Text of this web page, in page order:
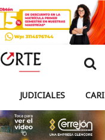
JUDICIALES